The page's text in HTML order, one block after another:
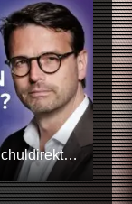
Angst, Gewalt & Antisemitismus: Schuldirektor warnt vor Werteverlust (Christian Klar & RM Bonelli)